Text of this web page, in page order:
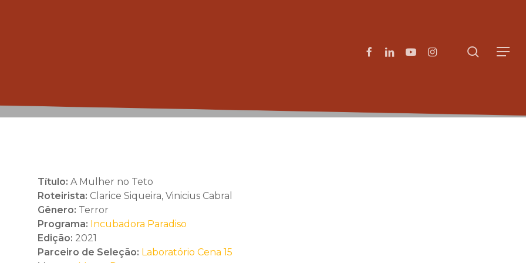
Menu
facebooklinkedinyoutubeinstagram search
Título: A Mulher no Teto
Roteirista: Clarice Siqueira, Vinicius Cabral
Gênero: Terror
Programa: Incubadora Paradiso
Edição: 2021
Parceiro de Seleção: Laboratório Cena 15